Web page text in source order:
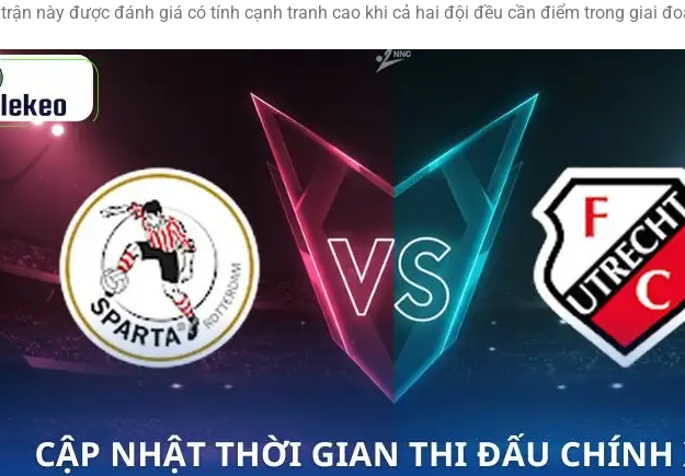
trận này được đánh giá có tính cạnh tranh cao khi cả hai đội đều cần điểm trong giai